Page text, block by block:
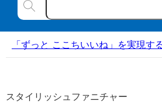
「ずっと ここちいいね」を実現
スタイリッシュファニチャー